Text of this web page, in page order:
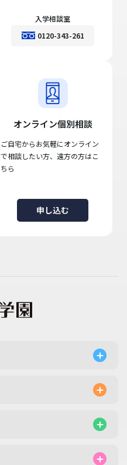
入学相談室
0120-343-261
オンライン個別相談
ご自宅からお気軽にオンライン
で相談したい方、遠方の方はこ
ちら
申し込む